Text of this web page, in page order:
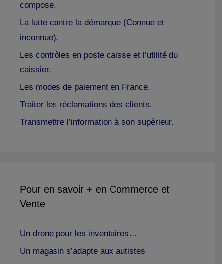
compose.
La lutte contre la démarque (Connue et
inconnue).
Les contrôles en poste caisse et l’utilité du
caissier.
Les modes de paiement en France.
Traiter les réclamations des clients.
Transmettre l’information à son supérieur.
Pour en savoir + en Commerce et
Vente
Un drone pour les inventaires…
Un magasin s’adapte aux autistes